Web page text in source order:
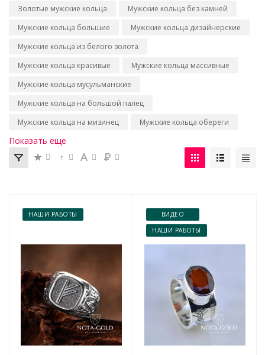
Золотые мужские кольца
Мужские кольца без камней
Мужские кольца большие
Мужские кольца дизайнерские
Мужские кольца из белого золота
Мужские кольца красивые
Мужские кольца массивные
Мужские кольца мусульманские
Мужские кольца на большой палец
Мужские кольца на мизинец
Мужские кольца обереги
Показать еще
НАШИ РАБОТЫ
ВИДЕО
НАШИ РАБОТЫ